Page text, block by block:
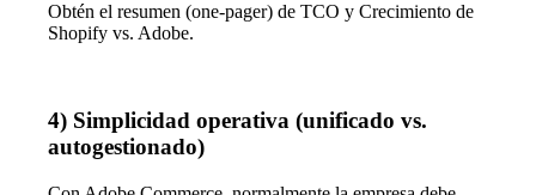
Obtén el resumen (one-pager) de TCO y Crecimiento de
Shopify vs. Adobe.
4) Simplicidad operativa (unificado vs.
autogestionado)